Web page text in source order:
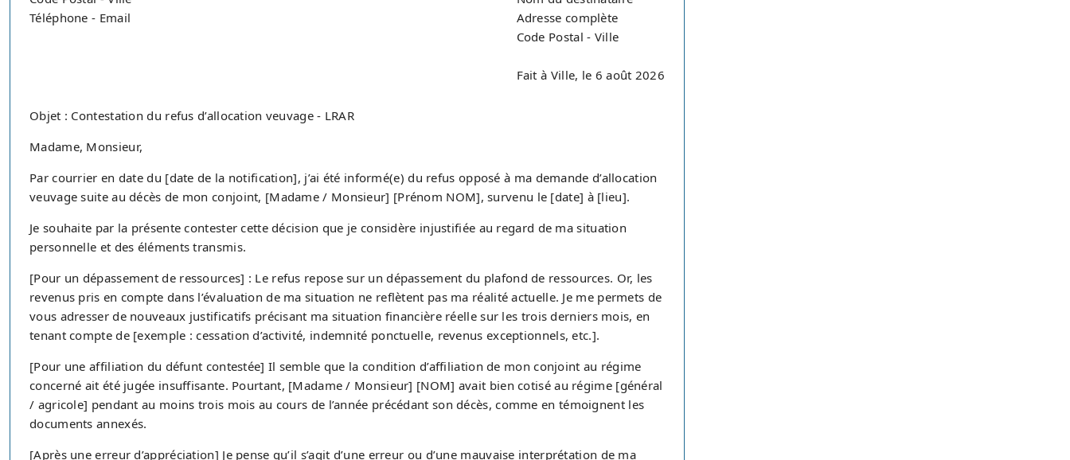
Téléphone - Email
Adresse complète
Code Postal - Ville
Fait à Ville, le 6 août 2026
Objet : Contestation du refus d’allocation veuvage - LRAR
Madame, Monsieur,
Par courrier en date du [date de la notification], j’ai été informé(e) du refus opposé à ma demande d’allocation
veuvage suite au décès de mon conjoint, [Madame / Monsieur] [Prénom NOM], survenu le [date] à [lieu].
Je souhaite par la présente contester cette décision que je considère injustifiée au regard de ma situation
personnelle et des éléments transmis.
[Pour un dépassement de ressources] : Le refus repose sur un dépassement du plafond de ressources. Or, les
revenus pris en compte dans l’évaluation de ma situation ne reflètent pas ma réalité actuelle. Je me permets de
vous adresser de nouveaux justificatifs précisant ma situation financière réelle sur les trois derniers mois, en
tenant compte de [exemple : cessation d’activité, indemnité ponctuelle, revenus exceptionnels, etc.].
[Pour une affiliation du défunt contestée] Il semble que la condition d’affiliation de mon conjoint au régime
concerné ait été jugée insuffisante. Pourtant, [Madame / Monsieur] [NOM] avait bien cotisé au régime [général
/ agricole] pendant au moins trois mois au cours de l’année précédant son décès, comme en témoignent les
documents annexés.
[Après une erreur d’appréciation] Je pense qu’il s’agit d’une erreur ou d’une mauvaise interprétation de ma